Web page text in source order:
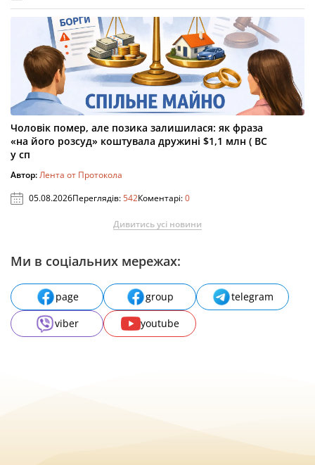
Чоловік помер, але позика залишилася: як фраза
«на його розсуд» коштувала дружині $1,1 млн ( ВС
у сп
Автор:Лента от Протокола
05.08.2026Переглядів:542Коментарі:0
Дивитись усі новини
Ми в соціальних мережах:
page group
telegram
viber
youtube